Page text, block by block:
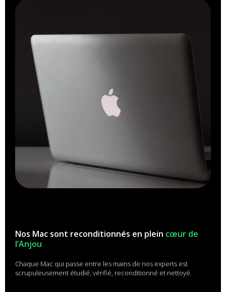
Nos Mac sont reconditionnés en plein cœur de
l’Anjou
Chaque Mac qui passe entre les mains de nos experts est
scrupuleusement étudié, vérifié, reconditionné et nettoyé.